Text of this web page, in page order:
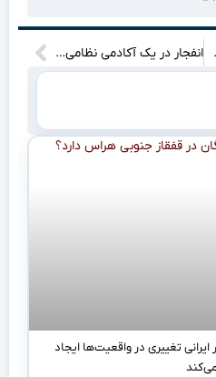
می‌کند؟ انفجار در یک آکادمی نظامی در سلیمیانیه عراق
ایرانی تغییری در واقعیت‌ها ایجاد